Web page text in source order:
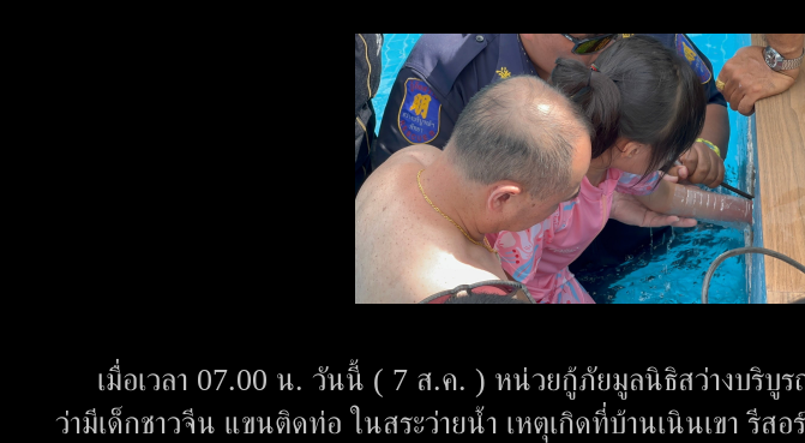
เมื่อเวลา 07.00 น. วันนี้ ( 7 ส.ค. ) หน่วยกู้ภัยมูลนิธิสว่างบริบูร
ว่ามีเด็กชาวจีน แขนติดท่อ ในสระว่ายน้ำ เหตุเกิดที่บ้านเนินเขา รีส